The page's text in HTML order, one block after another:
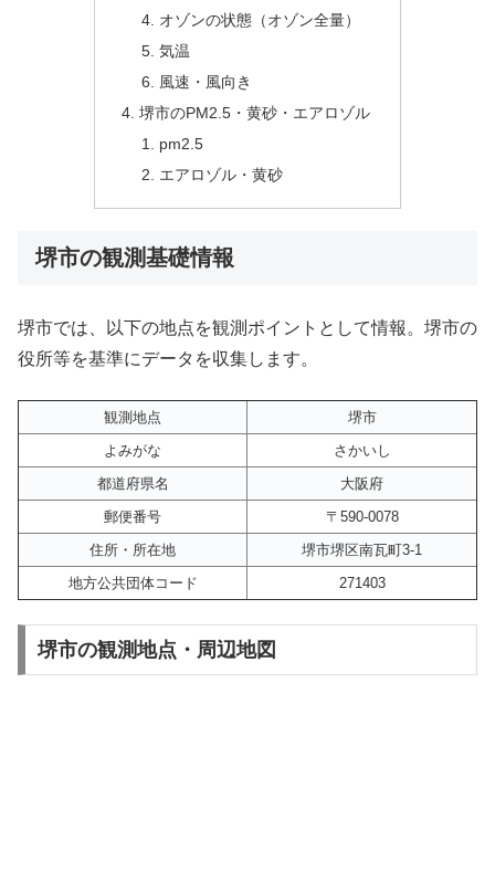
オゾンの状態（オゾン全量）
気温
風速・風向き
堺市のPM2.5・黄砂・エアロゾル
pm2.5
エアロゾル・黄砂
堺市の観測基礎情報
堺市では、以下の地点を観測ポイントとして情報。堺市の
役所等を基準にデータを収集します。
観測地点
堺市
よみがな
さかいし
都道府県名
大阪府
郵便番号
〒590-0078
住所・所在地
堺市堺区南瓦町3-1
地方公共団体コード
271403
堺市の観測地点・周辺地図